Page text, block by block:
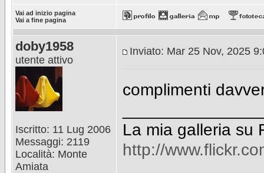
Vai ad inizio pagina
Vai a fine pagina
doby1958
utente attivo
Iscritto: 11 Lug 2006
Messaggi: 2119
Località: Monte
Amiata
Inviato: Mar 25 Nov, 2025
complimenti
La mia galleria su
http://